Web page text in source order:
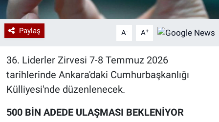
Paylaş A- A+
36. Liderler Zirvesi 7-8 Temmuz 2026
tarihlerinde Ankara'daki Cumhurbaşkanlığı
Külliyesi'nde düzenlenecek.
500 BİN ADEDE ULAŞMASI BEKLENİYOR
Teknoloji
Ramazan